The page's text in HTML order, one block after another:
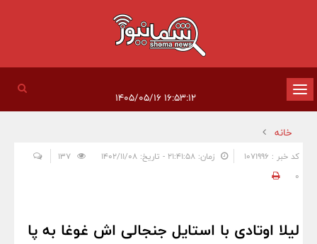
تغییر
وضعیت
ناوبری
۱۶:۵۳:۱۲ ۱۴۰۵/۰۵/۱۶
خانه
کد خبر : 1071996 زمان: ۲۱:۴۱:۵۸ - تاریخ: ۱۴۰۲/۱۱/۰۸
0
لیلا اوتادی با استایل جنجالی اش غوغا به پا